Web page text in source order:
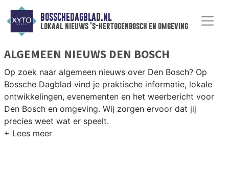
BOSSCHEDAGBLAD.NL
lokaal nieuws 's-hertogenbosch en omgeving
ALGEMEEN NIEUWS DEN BOSCH
Op zoek naar algemeen nieuws over Den Bosch? Op
Bossche Dagblad vind je praktische informatie, lokale
ontwikkelingen, evenementen en het weerbericht voor
Den Bosch en omgeving. Wij zorgen ervoor dat jij
precies weet wat er speelt.